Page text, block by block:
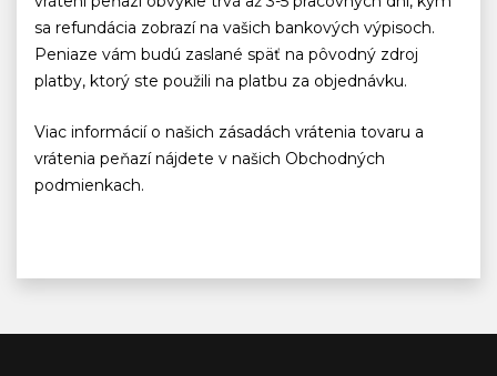
sa refundácia zobrazí na vašich bankových výpisoch.
Peniaze vám budú zaslané späť na pôvodný zdroj
platby, ktorý ste použili na platbu za objednávku.
Viac informácií o našich zásadách vrátenia tovaru a
vrátenia peňazí nájdete v našich Obchodných
podmienkach.